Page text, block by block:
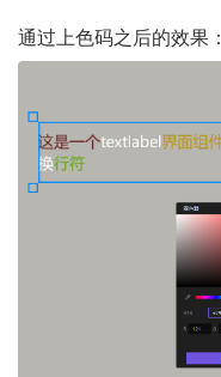
通过上色码之后的效果：